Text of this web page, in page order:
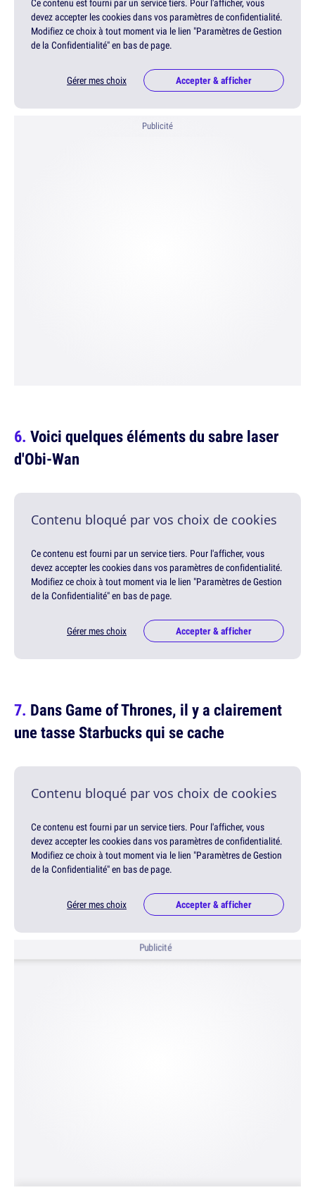
Ce contenu est fourni par un service tiers. Pour l'afficher, vous
devez accepter les cookies dans vos paramètres de confidentialité.
Modifiez ce choix à tout moment via le lien "Paramètres de Gestion
de la Confidentialité" en bas de page.
Gérer mes choix Accepter & afficher
Publicité
Voici quelques éléments du sabre laser
d'Obi-Wan
Contenu bloqué par vos choix de cookies
Ce contenu est fourni par un service tiers. Pour l'afficher, vous
devez accepter les cookies dans vos paramètres de confidentialité.
Modifiez ce choix à tout moment via le lien "Paramètres de Gestion
de la Confidentialité" en bas de page.
Gérer mes choix Accepter & afficher
Dans Game of Thrones, il y a clairement
une tasse Starbucks qui se cache
Contenu bloqué par vos choix de cookies
Ce contenu est fourni par un service tiers. Pour l'afficher, vous
devez accepter les cookies dans vos paramètres de confidentialité.
Modifiez ce choix à tout moment via le lien "Paramètres de Gestion
de la Confidentialité" en bas de page.
Gérer mes choix Accepter & afficher
Publicité